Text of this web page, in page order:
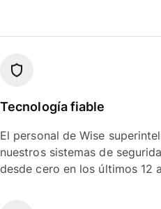
Tecnología fiable
El personal de Wise
nuestros sistemas de
desde cero en los últimos 12